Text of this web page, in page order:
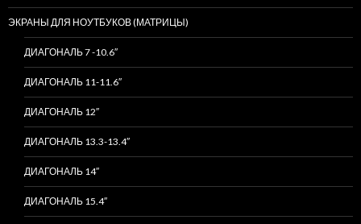
ЭКРАНЫ ДЛЯ НОУТБУКОВ (МАТРИЦЫ)
ДИАГОНАЛЬ 7 -10.6″
ДИАГОНАЛЬ 11-11.6″
ДИАГОНАЛЬ 12″
ДИАГОНАЛЬ 13.3-13.4″
ДИАГОНАЛЬ 14″
ДИАГОНАЛЬ 15.4″